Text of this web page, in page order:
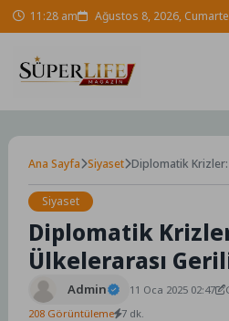
Skip 11:28 am Ağustos 8, 2026,
Ana Sayfa Siyaset Diplomatik
Siyaset
Diplomatik
Ülkelerarası
Admin 11 Oca 2025 02:47
208 Görüntüleme 7 dk.